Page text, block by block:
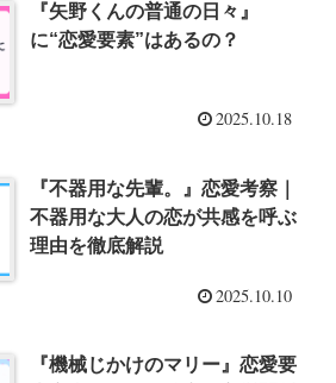
『矢野くんの普通の日々』
に“恋愛要素”はあるの？
2025.10.18
『不器用な先輩。』恋愛考察｜
不器用な大人の恋が共感を呼ぶ
理由を徹底解説
2025.10.10
『機械じかけのマリー』恋愛要